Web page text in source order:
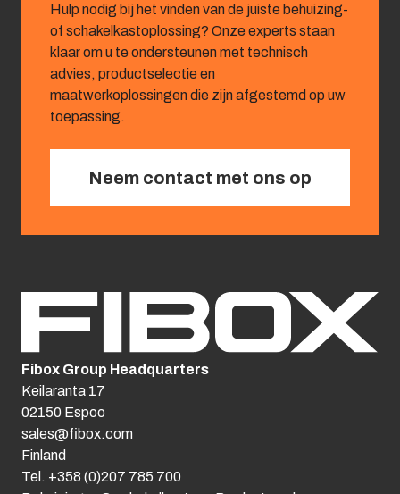
Hulp nodig bij het vinden van de juiste behuizing-
of schakelkastoplossing? Onze experts staan
klaar om u te ondersteunen met technisch
advies, productselectie en
maatwerkoplossingen die zijn afgestemd op uw
toepassing.
Neem contact met ons op
Fibox Group Headquarters
Keilaranta 17
02150 Espoo
sales@fibox.com
Finland
Tel. +358 (0)207 785 700